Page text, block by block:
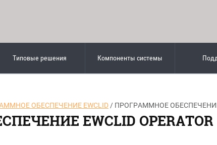
Типовые решения Компоненты системы
ОБЕСПЕЧЕНИЕ EWCLID / ПРОГРАММНОЕ ОБЕСПЕЧЕНИЕ
EWCLID OPERATOR